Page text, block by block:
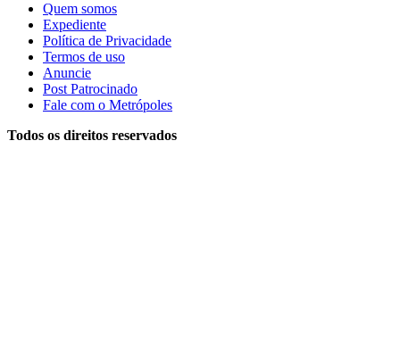
Quem somos
Expediente
Política de Privacidade
Termos de uso
Anuncie
Post Patrocinado
Fale com o Metrópoles
Todos os direitos reservados